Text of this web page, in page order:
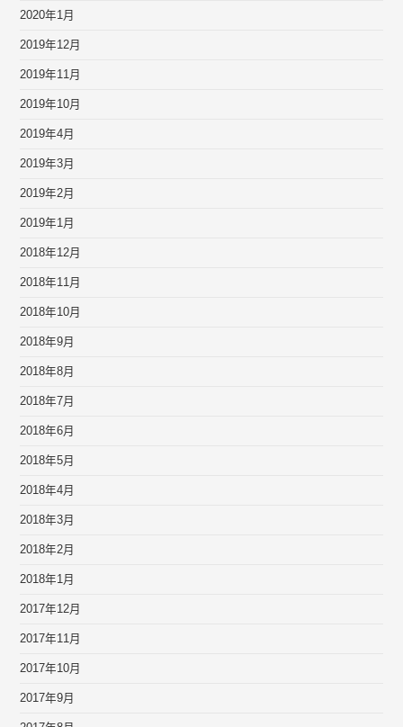
2020年1月
2019年12月
2019年11月
2019年10月
2019年4月
2019年3月
2019年2月
2019年1月
2018年12月
2018年11月
2018年10月
2018年9月
2018年8月
2018年7月
2018年6月
2018年5月
2018年4月
2018年3月
2018年2月
2018年1月
2017年12月
2017年11月
2017年10月
2017年9月